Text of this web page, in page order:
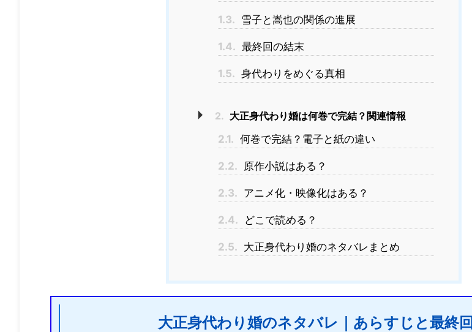
1.3. 雪子と嵩也の関係の進展
1.4. 最終回の結末
1.5. 身代わりをめぐる真相
2. 大正身代わり婚は何巻で完結？関連情報
2.1. 何巻で完結？電子と紙の違い
2.2. 原作小説はある？
2.3. アニメ化・映像化はある？
2.4. どこで読める？
2.5. 大正身代わり婚のネタバレまとめ
大正身代わり婚のネタバレ｜あらすじと最終回